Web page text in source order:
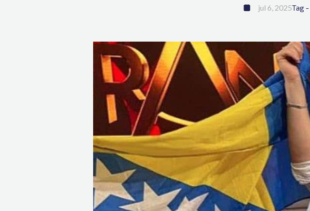
jul 6, 2025Tag -